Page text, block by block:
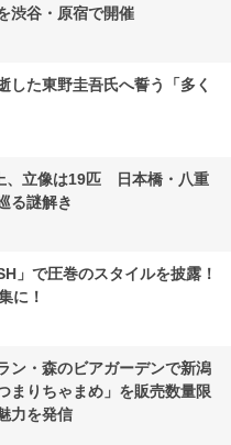
渋谷・原宿で開催
した東野圭吾氏へ誓う「多く
、立像は19匹 日本橋・八重
る謎解き
」で圧巻のスタイルを披露！
に！
ン・森のビアガーデンで新潟
まりちゃまめ」を販売数量限
力を発信